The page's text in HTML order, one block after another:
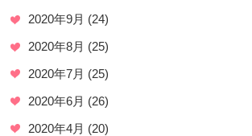
2020年9月 (24)
2020年8月 (25)
2020年7月 (25)
2020年6月 (26)
2020年4月 (20)